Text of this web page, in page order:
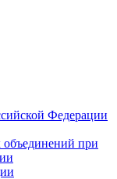
Федерации
объединений при